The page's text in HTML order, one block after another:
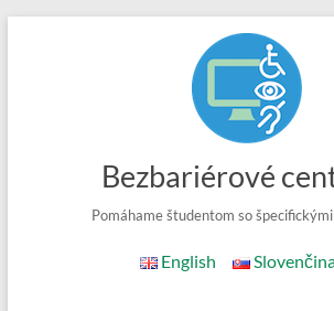
Bezbariérové
Pomáhame študentom so
English